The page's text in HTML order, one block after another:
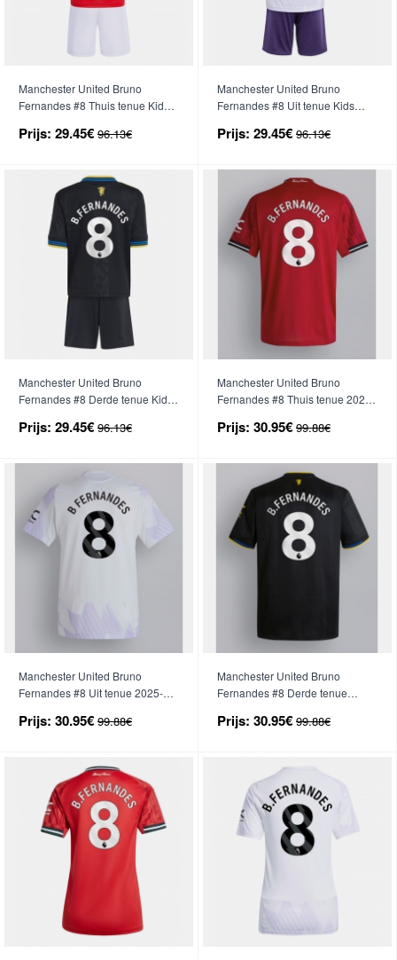
Manchester United Bruno
Fernandes #8 Thuis tenue Kids
Prijs: 29.45€ 96.13€
Manchester United Bruno
Fernandes #8 Uit tenue Kids
Prijs: 29.45€ 96.13€
Manchester United Bruno
Fernandes #8 Derde tenue Kids
Prijs: 29.45€ 96.13€
Manchester United Bruno
Fernandes #8 Thuis tenue 2025-
Prijs: 30.95€ 99.88€
Manchester United Bruno
Fernandes #8 Uit tenue 2025-26
Prijs: 30.95€ 99.88€
Manchester United Bruno
Fernandes #8 Derde tenue
Prijs: 30.95€ 99.88€